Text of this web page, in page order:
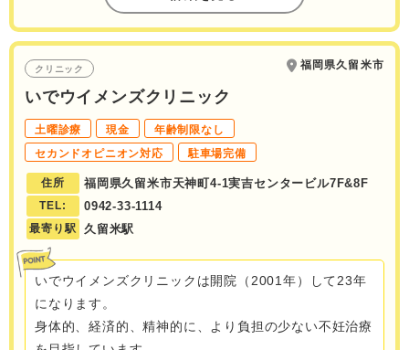
クリニック 福岡県久留米市
いでウイメンズクリニック
土曜診療 現金
年齢制限なし
セカンドオピニオン対応
駐車場完備
住所 福岡県久留米市天神町4-1実吉センタービル7F&8F
TEL: 0942-33-1114
最寄り駅 久留米駅
いでウイメンズクリニックは開院（2001年）して23年
になります。
身体的、経済的、精神的に、より負担の少ない不妊治療